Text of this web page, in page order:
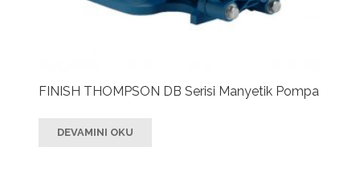
FINISH THOMPSON DB Serisi Manyetik Pompa
DEVAMINI OKU